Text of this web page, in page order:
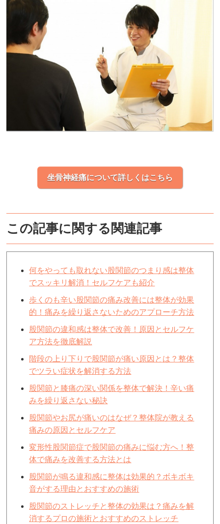
坐骨神経痛について詳しくはこちら
この記事に関する関連記事
何をやっても取れない股関節のつまり感は整体
でスッキリ解消！セルフケアも紹介
歩くのも辛い股関節の痛み改善には整体が効果
的！痛みを繰り返さないためのアプローチ方法
股関節の違和感は整体で改善！原因とセルフケ
ア方法を徹底解説
階段の上り下りで股関節が痛い原因とは？整体
でツラい症状を解消する方法
股関節と膝痛の深い関係を整体で解決！辛い痛
みを繰り返さない秘訣
股関節やお尻が痛いのはなぜ？整体院が教える
痛みの原因とセルフケア
変形性股関節症で股関節の痛みに悩む方へ！整
体で痛みを改善する方法とは
股関節が鳴る違和感に整体は効果的？ボキボキ
音がする理由とおすすめの施術
股関節のストレッチと整体の効果は？痛みを解
消するプロの施術とおすすめのストレッチ